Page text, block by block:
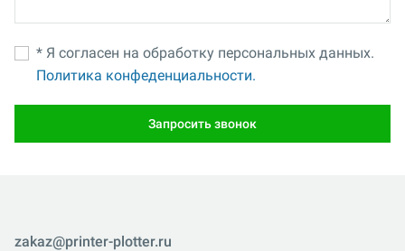
* Я согласен на обработку персональных данных.
Политика конфеденциальности.
Запросить звонок
zakaz@printer-plotter.ru